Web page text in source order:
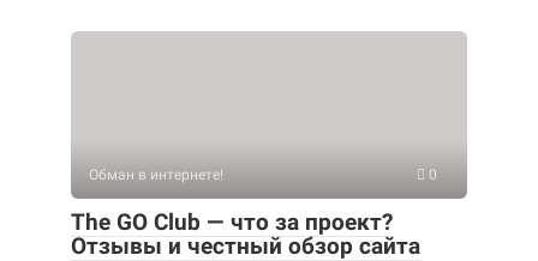
Обман в интернете! 0
The GO Club — что за проект?
Отзывы и честный обзор сайта